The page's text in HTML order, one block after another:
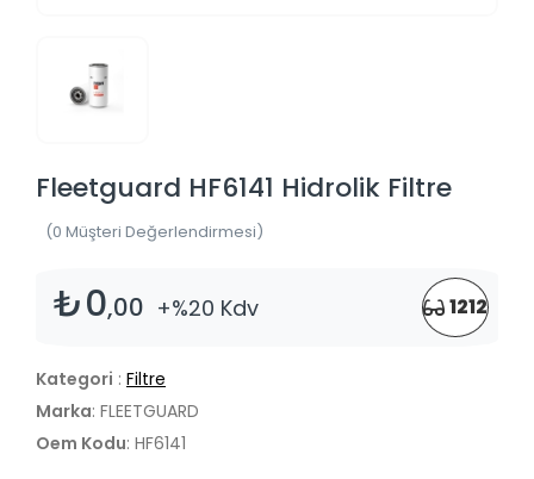
Fleetguard HF6141 Hidrolik Filtre
(0 Müşteri Değerlendirmesi)
₺0,00 +%20 Kdv 1212
Kategori : Filtre
Marka: FLEETGUARD
Oem Kodu: HF6141